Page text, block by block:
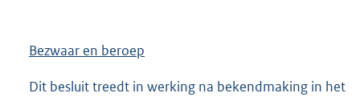
Bezwaar en beroep
Dit besluit treedt in werking na bekendmaking in het